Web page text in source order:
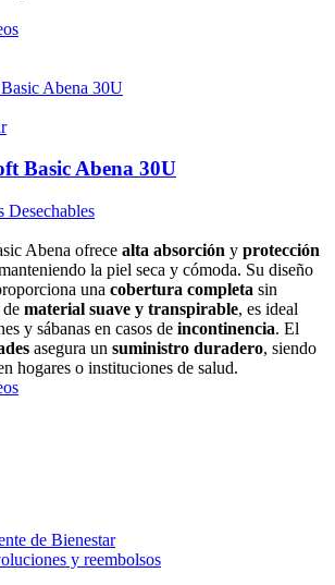
Basic Abena 30U
Desechables
Abena ofrece alta absorción y protección
la piel seca y cómoda. Su diseño
una cobertura completa sin
material suave y transpirable, es ideal
y sábanas en casos de incontinencia. El
asegura un suministro duradero, siendo
hogares o instituciones de salud.
de Bienestar
y reembolsos